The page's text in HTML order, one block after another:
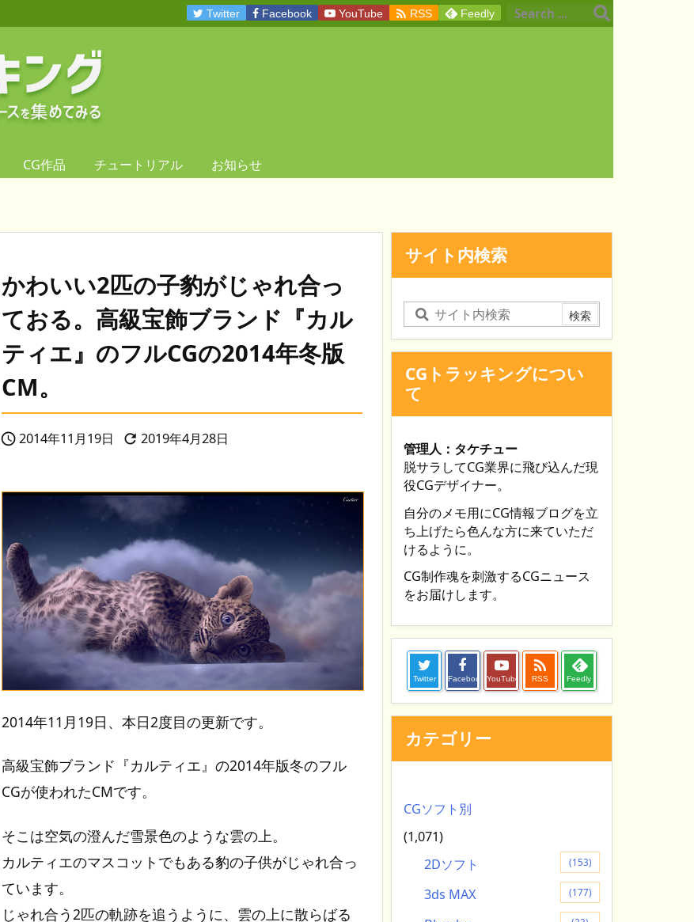
CG作品 チュートリアル お知らせ
Twitter Facebook YouTube  RSS Feedly
かわいい2匹の子豹がじゃれ合っ
ておる。高級宝飾ブランド『カル
ティエ』のフルCGの2014年冬版
CM。
2014年11月19日  2019年4月28日
2014年11月19日、本日2度目の更新です。
高級宝飾ブランド『カルティエ』の2014年版冬のフル
CGが使われたCMです。
そこは空気の澄んだ雪景色のような雲の上。
カルティエのマスコットでもある豹の子供がじゃれ合っ
ています。
じゃれ合う2匹の軌跡を追うように、雲の上に散らばる
サイト内検索
CGトラッキングについ
て
管理人：タケチュー
脱サラしてCG業界に飛び込んだ現
役CGデザイナー。
自分のメモ用にCG情報ブログを立
ち上げたら色んな方に来ていただ
けるように。
CG制作魂を刺激するCGニュース
をお届けします。
Twitter Facebook YouTube

RSS Feedly
カテゴリー
CGソフト別
(1,071)
2Dソフト
(153)
3ds MAX (177)